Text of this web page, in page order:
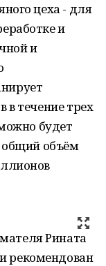
цеха - для
и
и
в течение трех
будет
общий объём
Рината
рекомендован